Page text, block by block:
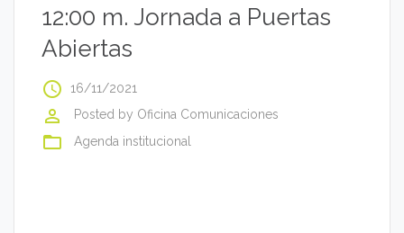
12:00 m. Jornada a Puertas
Abiertas
access_time 16/11/2021
perm_identity Posted by Oficina Comunicaciones
folder_open Agenda institucional